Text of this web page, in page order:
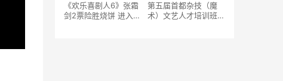
《欢乐喜剧人6》张霜
剑2票险胜烧饼 进入四
第五届首都杂技（魔
术）文艺人才培训班启